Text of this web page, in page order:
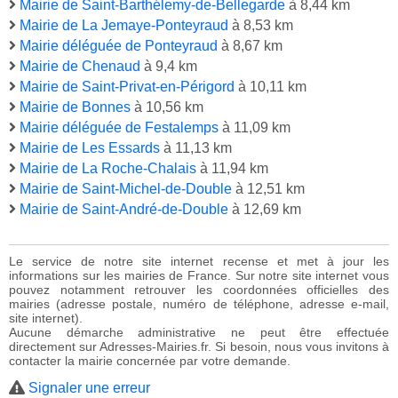
Mairie de Saint-Barthélemy-de-Bellegarde à 8,44 km
Mairie de La Jemaye-Ponteyraud à 8,53 km
Mairie déléguée de Ponteyraud à 8,67 km
Mairie de Chenaud à 9,4 km
Mairie de Saint-Privat-en-Périgord à 10,11 km
Mairie de Bonnes à 10,56 km
Mairie déléguée de Festalemps à 11,09 km
Mairie de Les Essards à 11,13 km
Mairie de La Roche-Chalais à 11,94 km
Mairie de Saint-Michel-de-Double à 12,51 km
Mairie de Saint-André-de-Double à 12,69 km
Le service de notre site internet recense et met à jour les
informations sur les mairies de France. Sur notre site internet vous
pouvez notamment retrouver les coordonnées officielles des
mairies (adresse postale, numéro de téléphone, adresse e-mail,
site internet).
Aucune démarche administrative ne peut être effectuée
directement sur Adresses-Mairies.fr. Si besoin, nous vous invitons à
contacter la mairie concernée par votre demande.
Signaler une erreur